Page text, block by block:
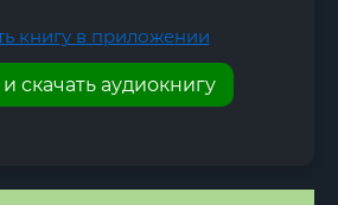
книгу в приложении
скачать аудиокнигу